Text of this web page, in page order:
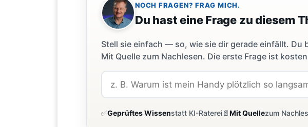
NOCH FRAGEN? FRAG MICH.
Du hast eine Frage zu diesem
Stell sie einfach — so, wie sie dir gerade einfällt.
Mit Quelle zum Nachlesen. Die erste Frage ist
✅Geprüftes Wissenstatt KI-Raterei📄Mit Quellezum